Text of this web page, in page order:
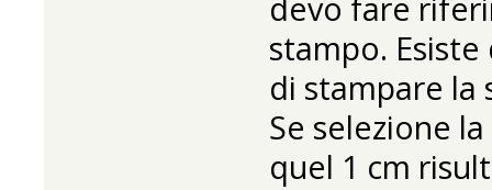
stampo.
di stampare la
Se selezione
quel 1 cm